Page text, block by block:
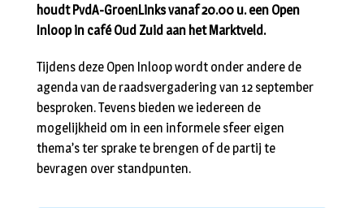
houdt PvdA-GroenLinks vanaf 20.00 u. een Open
Inloop in café Oud Zuid aan het Marktveld.
Tijdens deze Open Inloop wordt onder andere de
agenda van de raadsvergadering van 12 september
besproken. Tevens bieden we iedereen de
mogelijkheid om in een informele sfeer eigen
thema’s ter sprake te brengen of de partij te
bevragen over standpunten.